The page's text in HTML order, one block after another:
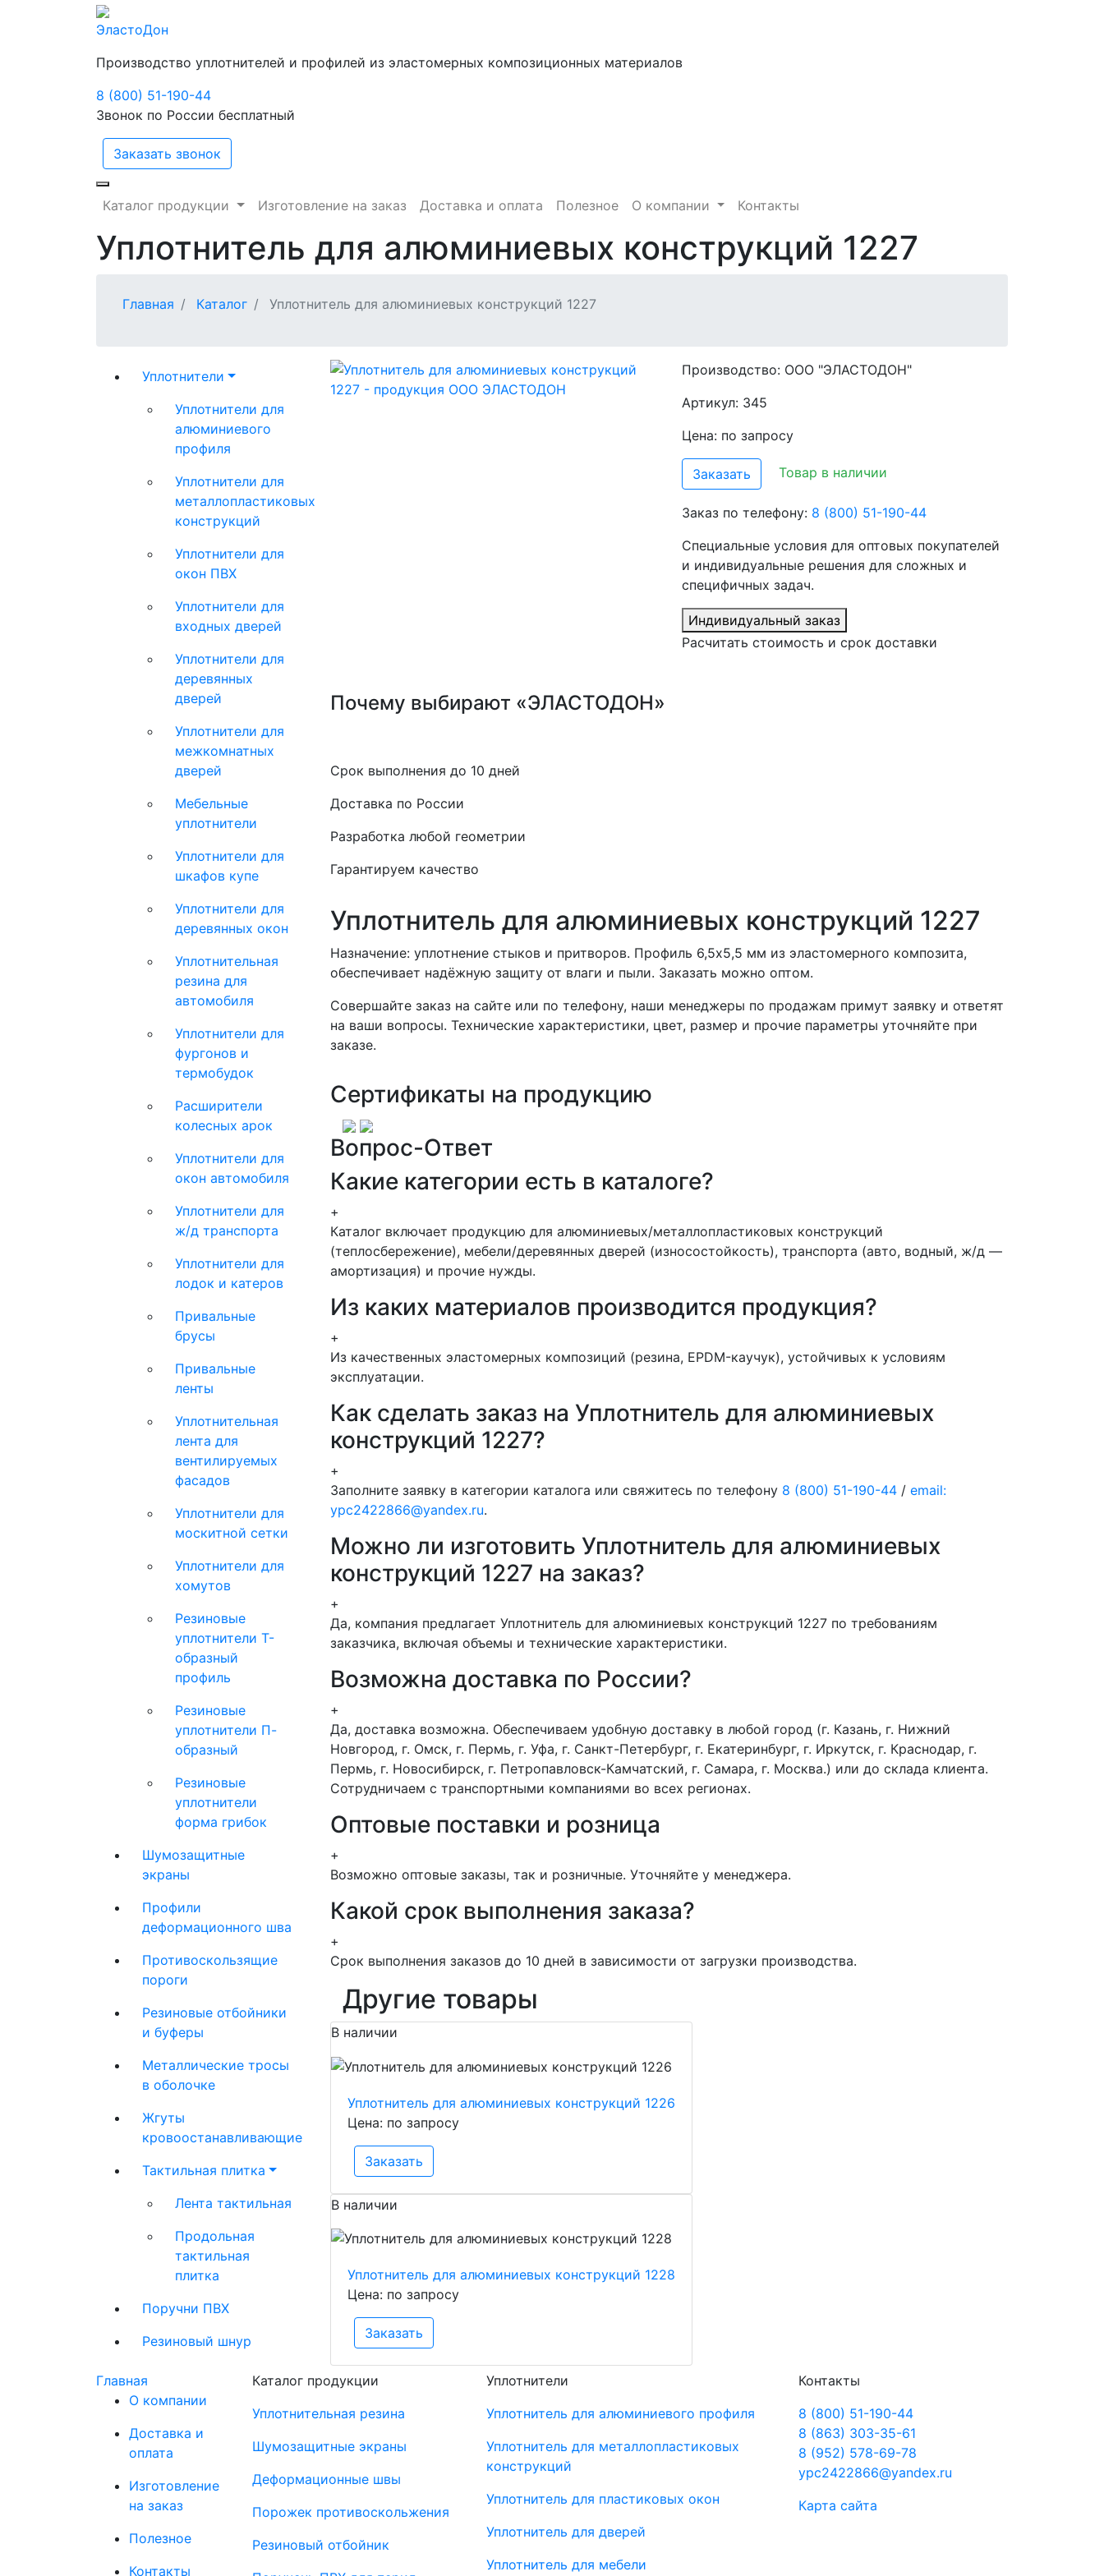
ЭластоДон
Производство уплотнителей и профилей из эластомерных композиционных материалов
8 (800) 51-190-44
Звонок по России бесплатный
Заказать звонок
Каталог продукции Изготовление на заказ Доставка и оплата Полезное О компании Контакты
Уплотнитель для алюминиевых конструкций 1227
Главная Каталог Уплотнитель для алюминиевых конструкций 1227
Производство: ООО "ЭЛАСТОДОН"
Артикул: 345
Цена: по запросу
Заказать Товар в наличии
Заказ по телефону: 8 (800) 51-190-44
Специальные условия для оптовых покупателей
и индивидуальные решения для сложных и
специфичных задач.
Индивидуальный заказ
Расчитать стоимость и срок доставки
Почему выбирают «ЭЛАСТОДОН»
Срок выполнения до 10 дней
Доставка по России
Разработка любой геометрии
Гарантируем качество
Уплотнитель для алюминиевых конструкций 1227
Назначение: уплотнение стыков и притворов. Профиль 6,5х5,5 мм из эластомерного композита,
обеспечивает надёжную защиту от влаги и пыли. Заказать можно оптом.
Совершайте заказ на сайте или по телефону, наши менеджеры по продажам примут заявку и ответят
на ваши вопросы. Технические характеристики, цвет, размер и прочие параметры уточняйте при
заказе.
Сертификаты на продукцию
Вопрос-Ответ
Какие категории есть в каталоге?
+
Каталог включает продукцию для алюминиевых/металлопластиковых конструкций
(теплосбережение), мебели/деревянных дверей (износостойкость), транспорта (авто, водный, ж/д —
амортизация) и прочие нужды.
Из каких материалов производится продукция?
+
Из качественных эластомерных композиций (резина, EPDM-каучук), устойчивых к условиям
эксплуатации.
Как сделать заказ на Уплотнитель для алюминиевых
конструкций 1227?
+
Заполните заявку в категории каталога или свяжитесь по телефону 8 (800) 51-190-44 / email:
ypc2422866@yandex.ru.
Можно ли изготовить Уплотнитель для алюминиевых
конструкций 1227 на заказ?
+
Да, компания предлагает Уплотнитель для алюминиевых конструкций 1227 по требованиям
заказчика, включая объемы и технические характеристики.
Возможна доставка по России?
+
Да, доставка возможна. Обеспечиваем удобную доставку в любой город (г. Казань, г. Нижний
Новгород, г. Омск, г. Пермь, г. Уфа, г. Санкт-Петербург, г. Екатеринбург, г. Иркутск, г. Краснодар, г.
Пермь, г. Новосибирск, г. Петропавловск-Камчатский, г. Самара, г. Москва.) или до склада клиента.
Сотрудничаем с транспортными компаниями во всех регионах.
Оптовые поставки и розница
+
Возможно оптовые заказы, так и розничные. Уточняйте у менеджера.
Какой срок выполнения заказа?
+
Срок выполнения заказов до 10 дней в зависимости от загрузки производства.
Другие товары
В наличии
Уплотнитель для алюминиевых конструкций 1226
Цена: по запросу
Заказать
В наличии
Уплотнитель для алюминиевых конструкций 1228
Цена: по запросу
Заказать
Уплотнители
Уплотнители для
алюминиевого
профиля
Уплотнители для
металлопластиковых
конструкций
Уплотнители для
окон ПВХ
Уплотнители для
входных дверей
Уплотнители для
деревянных
дверей
Уплотнители для
межкомнатных
дверей
Мебельные
уплотнители
Уплотнители для
шкафов купе
Уплотнители для
деревянных окон
Уплотнительная
резина для
автомобиля
Уплотнители для
фургонов и
термобудок
Расширители
колесных арок
Уплотнители для
окон автомобиля
Уплотнители для
ж/д транспорта
Уплотнители для
лодок и катеров
Привальные
брусы
Привальные
ленты
Уплотнительная
лента для
вентилируемых
фасадов
Уплотнители для
москитной сетки
Уплотнители для
хомутов
Резиновые
уплотнители Т-
образный
профиль
Резиновые
уплотнители П-
образный
Резиновые
уплотнители
форма грибок
Шумозащитные
экраны
Профили
деформационного шва
Противоскользящие
пороги
Резиновые отбойники
и буферы
Металлические тросы
в оболочке
Жгуты
кровоостанавливающие
Тактильная плитка
Лента тактильная
Продольная
тактильная
плитка
Поручни ПВХ
Резиновый шнур
Главная
О компании
Доставка и
оплата
Изготовление
на заказ
Полезное
Контакты
Каталог продукции
Уплотнительная резина
Шумозащитные экраны
Деформационные швы
Порожек противоскольжения
Резиновый отбойник
Уплотнители
Уплотнитель для алюминиевого профиля
Уплотнитель для металлопластиковых
конструкций
Уплотнитель для пластиковых окон
Уплотнитель для дверей
Уплотнитель для мебели
Контакты
8 (800) 51-190-44
8 (863) 303-35-61
8 (952) 578-69-78
ypc2422866@yandex.ru
Карта сайта